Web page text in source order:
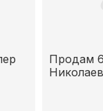
Продам